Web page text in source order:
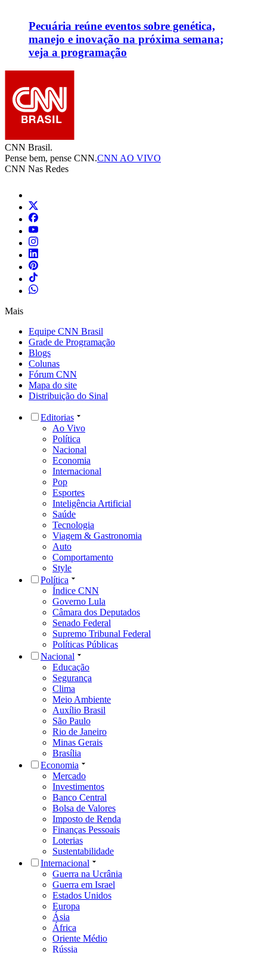
Pecuária reúne eventos sobre genética,
manejo e inovação na próxima semana;
veja a programação
CNN Brasil.
Pense bem, pense CNN.CNN AO VIVO
CNN Nas Redes
Mais
Equipe CNN Brasil
Grade de Programação
Blogs
Colunas
Fórum CNN
Mapa do site
Distribuição do Sinal
Editorias
Ao Vivo
Política
Nacional
Economia
Internacional
Pop
Esportes
Inteligência Artificial
Saúde
Tecnologia
Viagem & Gastronomia
Auto
Comportamento
Style
Política
Índice CNN
Governo Lula
Câmara dos Deputados
Senado Federal
Supremo Tribunal Federal
Políticas Públicas
Nacional
Educação
Segurança
Clima
Meio Ambiente
Auxílio Brasil
São Paulo
Rio de Janeiro
Minas Gerais
Brasília
Economia
Mercado
Investimentos
Banco Central
Bolsa de Valores
Imposto de Renda
Finanças Pessoais
Loterias
Sustentabilidade
Internacional
Guerra na Ucrânia
Guerra em Israel
Estados Unidos
Europa
Ásia
África
Oriente Médio
Rússia